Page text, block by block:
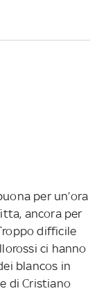
per un’ora
ancora per
difficile
ci hanno
blancos in
di Cristiano